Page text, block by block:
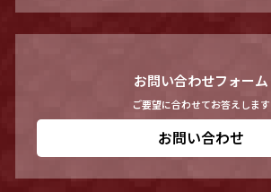
お問い合わせフォーム
ご要望に合わせてお答えします
お問い合わせ